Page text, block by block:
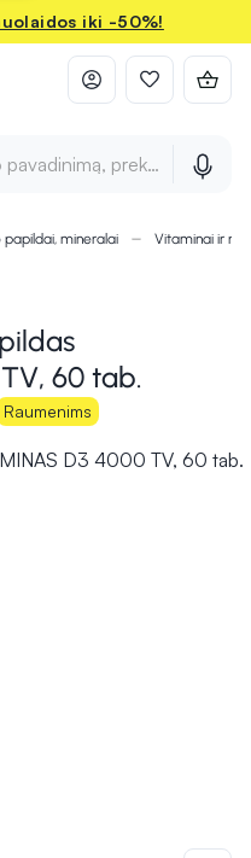
iki -50%!
prekės ženklą ir
mineralai Vitaminai ir
60 tab.
Raumenims